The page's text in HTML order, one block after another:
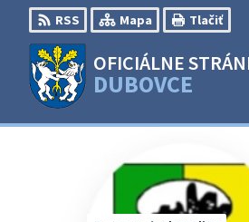
Preskočiť
na
obsah
RSS Mapa Tlačiť
OFICIÁLNE
DUBOVCE